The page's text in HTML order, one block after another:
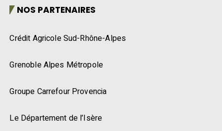
NOS PARTENAIRES
Crédit Agricole Sud-Rhône-Alpes
Grenoble Alpes Métropole
Groupe Carrefour Provencia
Le Département de l’Isère